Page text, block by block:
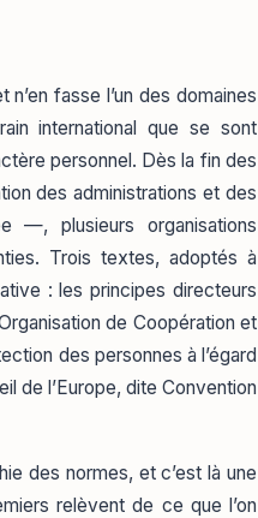
fasse l’un des domaines
international que se sont
personnel. Dès la fin des
des administrations et des
—, plusieurs organisations
Trois textes, adoptés à
: les principes directeurs
de Coopération et
des personnes à l’égard
de l’Europe, dite Convention
des normes, et c’est là une
relèvent de ce que l’on